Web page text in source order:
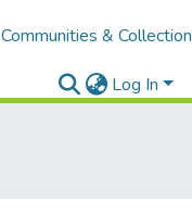
Communities &
Log In